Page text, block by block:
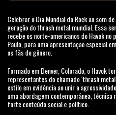
Celebrar o Dia Mundial do Rock ao som
geração do thrash metal mundial. Essa
recebe os norte-americanos do Havok no
Paulo, para uma apresentação especial
os fãs do gênero.
Formado em Denver, Colorado, o Havok
representantes do chamado ‘thrash
estilo em evidência ao unir a
uma abordagem contemporânea,
forte conteúdo social e político.